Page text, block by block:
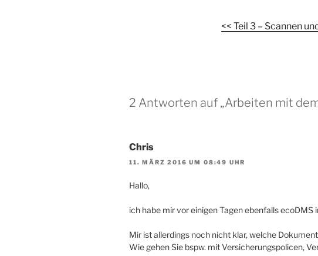
<< Teil 3 – Scannen
2 Antworten auf „Arbeiten mit
Chris
11. MÄRZ 2016 UM 08:49 UHR
Hallo,
ich habe mir vor einigen Tagen ebenfalls
Mir ist allerdings noch nicht klar, welche
Wie gehen Sie bspw. mit Versicherungspolicen,